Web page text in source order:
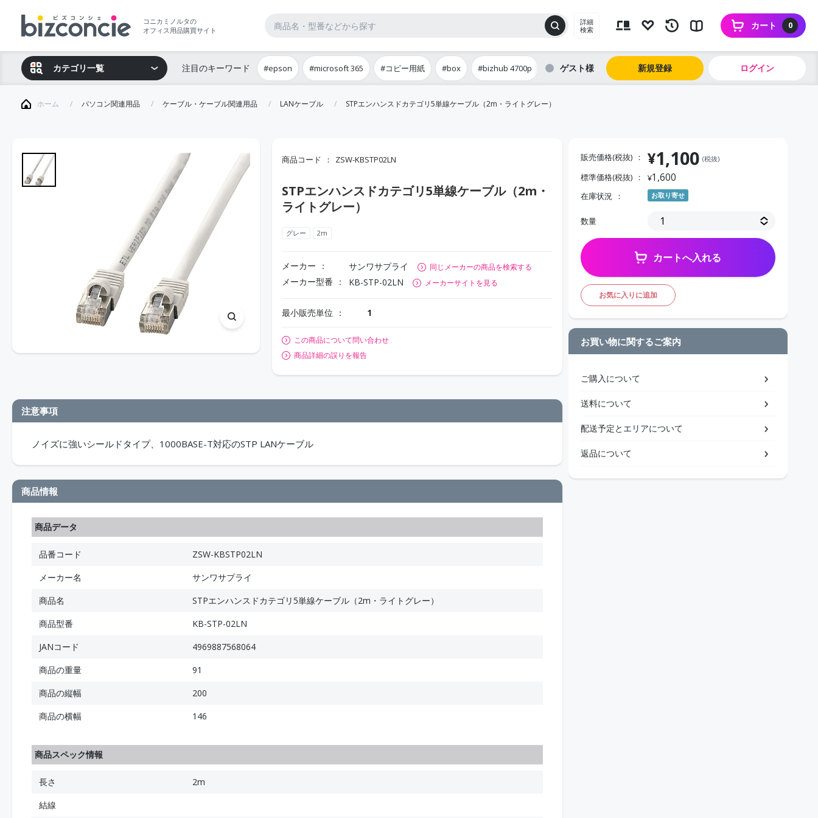
コニカミノルタの
オフィス用品購買サイト
詳細
検索
0
カート
カテゴリ一覧 注目のキーワード #epson #microsoft 365 #コピー用紙 #box #bizhub 4700p ゲスト 新規登録 ログイン
ホーム パソコン関連用品 ケーブル・ケーブル関連用品 LANケーブル STPエンハンスドカテゴリ5単線ケーブル（2m・ライトグレー）
商品コード ZSW-KBSTP02LN
STPエンハンスドカテゴリ5単線ケーブル（2m・
ライトグレー）
グレー 2m
メーカー サンワサプライ 同じメーカーの商品を検索する
メーカー型番 KB-STP-02LN メーカーサイトを見る
最小販売単位 1
この商品について問い合わせ
商品詳細の誤りを報告
注意事項
ノイズに強いシールドタイプ、1000BASE-T対応のSTP LANケーブル
商品情報
商品データ
品番コード
ZSW-KBSTP02LN
メーカー名
サンワサプライ
商品名
STPエンハンスドカテゴリ5単線ケーブル（2m・ライトグレー）
商品型番
KB-STP-02LN
JANコード
4969887568064
商品の重量
91
商品の縦幅
200
商品の横幅
146
商品スペック情報
長さ
2m
結線
販売価格(税抜) ¥1,100 (税抜)
標準価格(税抜) ¥1,600
在庫状況 お取り寄せ
数量
カートへ入れる
お気に入りに追加
お買い物に関するご案内
ご購入について
送料について
配送予定とエリアについて
返品について